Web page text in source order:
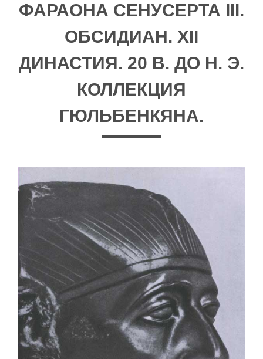
ФАРАОНА СЕНУСЕРТА III.
ОБСИДИАН. XII
ДИНАСТИЯ. 20 В. ДО Н. Э.
КОЛЛЕКЦИЯ
ГЮЛЬБЕНКЯНА.